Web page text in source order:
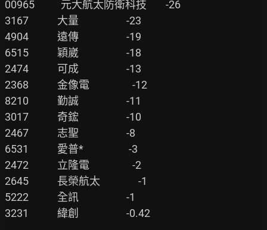
00965           元大航太防衛科技        -26
3167            大量                    -23
4904            遠傳                    -19
6515            穎崴                    -18
2474            可成                    -13
2368            金像電                  -12
8210            勤誠                    -11
3017            奇鋐                    -10
2467            志聖                    -8
6531            愛普*                   -3
2472            立隆電                  -2
2645            長榮航太                -1
5222            全訊                    -1
3231            緯創                    -0.42